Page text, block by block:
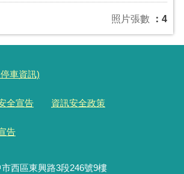
照片張數 ：4
車資訊)
全宣告 資訊安全政策
告
市西區東興路3段246號9樓